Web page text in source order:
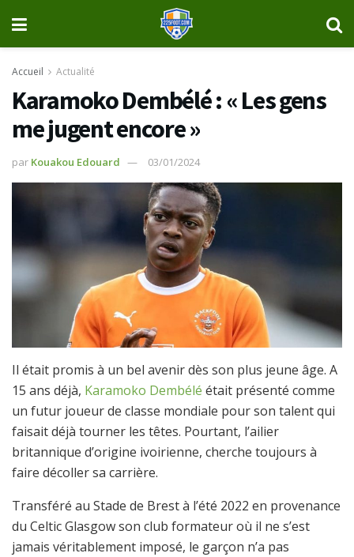
Accueil Actualité
Karamoko Dembélé : « Les gens
me jugent encore »
par Kouakou Edouard 03/01/2024
Il était promis à un bel avenir dès son plus jeune âge. A
15 ans déjà, Karamoko Dembélé était présenté comme
un futur joueur de classe mondiale pour son talent qui
faisait déjà tourner les têtes. Pourtant, l’ailier
britannique d’origine ivoirienne, cherche toujours à
faire décoller sa carrière.
Transféré au Stade de Brest à l’été 2022 en provenance
du Celtic Glasgow son club formateur où il ne s’est
jamais véritablement imposé, le garçon n’a pas